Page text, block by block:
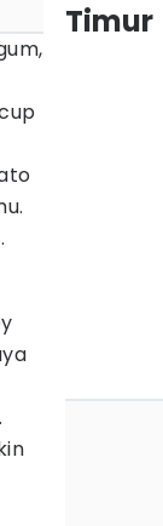
Timur